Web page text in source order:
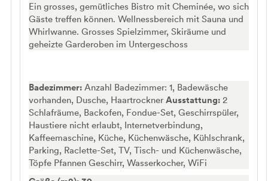
Ein grosses, gemütliches Bistro mit Cheminée, wo sich
Gäste treffen können. Wellnessbereich mit Sauna und
Whirlwanne. Grosses Spielzimmer, Skiräume und
geheizte Garderoben im Untergeschoss
Badezimmer: Anzahl Badezimmer: 1, Badewäsche
vorhanden, Dusche, Haartrockner Ausstattung: 2
Schlafräume, Backofen, Fondue-Set, Geschirrspüler,
Haustiere nicht erlaubt, Internetverbindung,
Kaffeemaschine, Küche, Küchenwäsche, Kühlschrank,
Parking, Raclette-Set, TV, Tisch- und Küchenwäsche,
Töpfe Pfannen Geschirr, Wasserkocher, WiFi